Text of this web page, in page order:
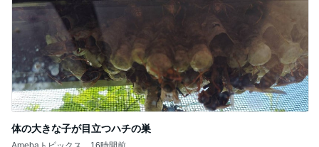
体の大きな子が目立つハチの巣